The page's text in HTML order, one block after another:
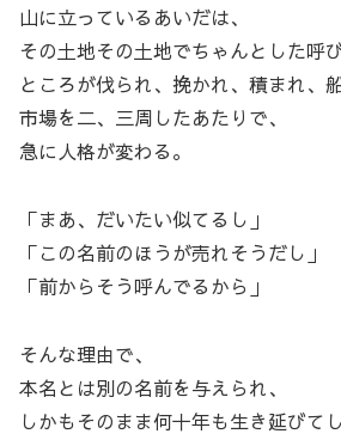
山に立っているあいだは、
その土地その土地でちゃんとした呼
ところが伐られ、挽かれ、積まれ、
市場を二、三周したあたりで、
急に人格が変わる。
「まあ、だいたい似てるし」
「この名前のほうが売れそうだし」
「前からそう呼んでるから」
そんな理由で、
本名とは別の名前を与えられ、
しかもそのまま何十年も生き延びてし